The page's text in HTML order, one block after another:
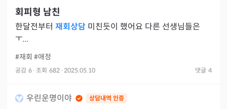
회피형 남친
한달전부터 재회상담 미친듯이 했어요 다른 선생님들은
ㅜ...
#재회 #애정
공감 6 · 조회 682 · 2025.05.10 댓글 4
우린운명이야 상담내역 인증